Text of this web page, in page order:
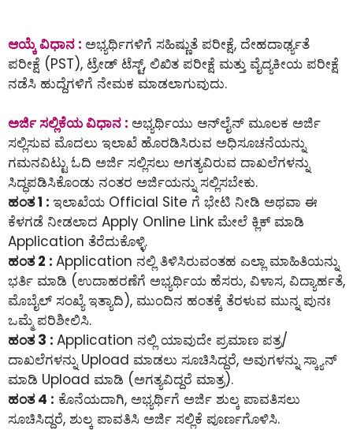
ಆಯ್ಕೆ ವಿಧಾನ : ಅಭ್ಯರ್ಥಿಗಳಿಗೆ ಸಹಿಷ್ಣುತೆ ಪರೀಕ್ಷೆ, ದೇಹದಾರ್ಢ್ಯತೆ
ಪರೀಕ್ಷೆ (PST), ಟ್ರೇಡ್ ಟೆಸ್ಟ್, ಲಿಖಿತ ಪರೀಕ್ಷೆ ಮತ್ತು ವೈದ್ಯಕೀಯ ಪರೀಕ್ಷೆ
ನಡೆಸಿ ಹುದ್ದೆಗಳಿಗೆ ನೇಮಕ ಮಾಡಲಾಗುವುದು.
ಅರ್ಜಿ ಸಲ್ಲಿಕೆಯ ವಿಧಾನ : ಅಭ್ಯರ್ಥಿಯು ಆನ್‌ಲೈನ್‌ ಮೂಲಕ ಅರ್ಜಿ
ಸಲ್ಲಿಸುವ ಮೊದಲು ಇಲಾಖೆ ಹೊರಡಿಸಿರುವ ಅಧಿಸೂಚನೆಯನ್ನು
ಗಮನವಿಟ್ಟು ಓದಿ ಅರ್ಜಿ ಸಲ್ಲಿಸಲು ಅಗತ್ಯವಿರುವ ದಾಖಲೆಗಳನ್ನು
ಸಿದ್ಧಪಡಿಸಿಕೊಂಡು ನಂತರ ಅರ್ಜಿಯನ್ನು ಸಲ್ಲಿಸಬೇಕು.
ಹಂತ 1 : ಇಲಾಖೆಯ Official Site ಗೆ ಭೇಟಿ ನೀಡಿ ಅಥವಾ ಈ
ಕೆಳಗಡೆ ನೀಡಲಾದ Apply Online Link ಮೇಲೆ ಕ್ಲಿಕ್ ಮಾಡಿ
Application ತೆರೆದುಕೊಳ್ಳಿ.
ಹಂತ 2 : Application ನಲ್ಲಿ ತಿಳಿಸಿರುವಂತಹ ಎಲ್ಲಾ ಮಾಹಿತಿಯನ್ನು
ಭರ್ತಿ ಮಾಡಿ (ಉದಾಹರಣೆಗೆ ಅಭ್ಯರ್ಥಿಯ ಹೆಸರು, ವಿಳಾಸ, ವಿದ್ಯಾರ್ಹತೆ,
ಮೊಬೈಲ್ ಸಂಖ್ಯೆ ಇತ್ಯಾದಿ), ಮುಂದಿನ ಹಂತಕ್ಕೆ ತೆರಳುವ ಮುನ್ನ ಪುನಃ
ಒಮ್ಮೆ ಪರಿಶೀಲಿಸಿ.
ಹಂತ 3 : Application ನಲ್ಲಿ ಯಾವುದೇ ಪ್ರಮಾಣ ಪತ್ರ/
ದಾಖಲೆಗಳನ್ನು Upload ಮಾಡಲು ಸೂಚಿಸಿದ್ದರೆ, ಅವುಗಳನ್ನು ಸ್ಕ್ಯಾನ್
ಮಾಡಿ Upload ಮಾಡಿ (ಅಗತ್ಯವಿದ್ದರೆ ಮಾತ್ರ).
ಹಂತ 4 : ಕೊನೆಯದಾಗಿ, ಅಭ್ಯರ್ಥಿಗೆ ಅರ್ಜಿ ಶುಲ್ಕ ಪಾವತಿಸಲು
ಸೂಚಿಸಿದ್ದರೆ, ಶುಲ್ಕ ಪಾವತಿಸಿ ಅರ್ಜಿ ಸಲ್ಲಿಕೆ ಪೂರ್ಣಗೊಳಿಸಿ.